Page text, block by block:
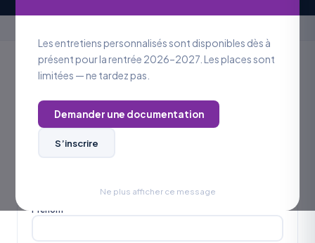
Les entretiens personnalisés sont disponibles dès à
présent pour la rentrée 2026–2027. Les places sont
limitées — ne tardez pas.
Demander une documentation
S’inscrire
Ne plus afficher ce message
Postuler àune offre
VOS COORDONNÉES
Mlle
Prénom